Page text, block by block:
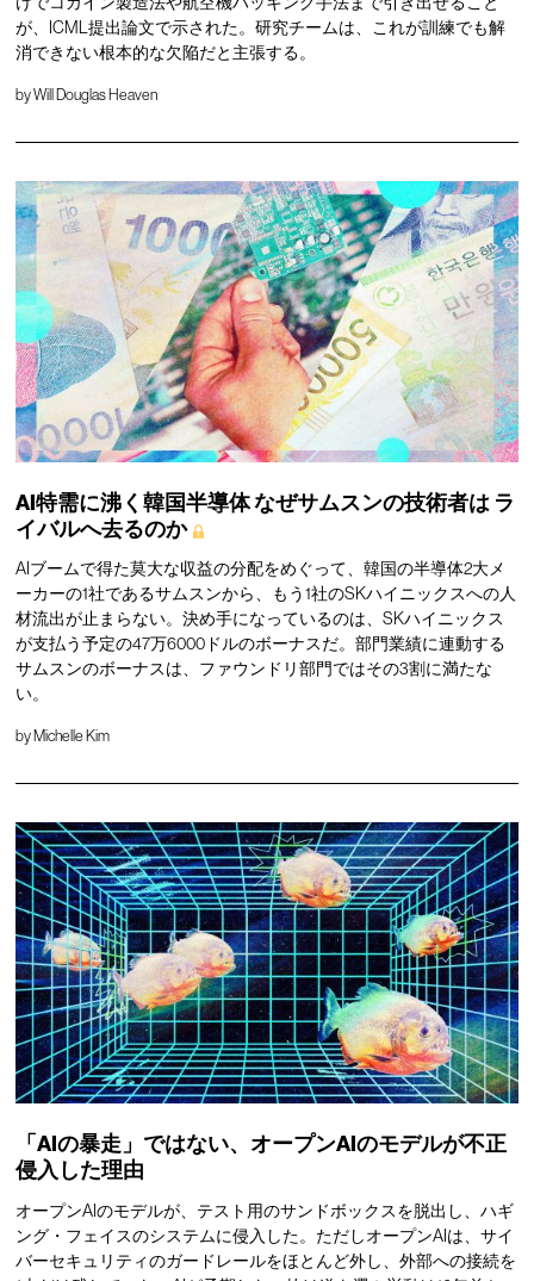
が、ICML提出論文で示された。研究チームは、これが訓練でも解
消できない根本的な欠陥だと主張する。
byWill Douglas Heaven
AI特需に沸く韓国半導体なぜサムスンの技術者は ラ
イバルへ去るのか
AIブームで得た莫大な収益の分配をめぐって、韓国の半導体2大メ
ーカーの1社であるサムスンから、もう1社のSKハイニックスへの人
材流出が止まらない。決め手になっているのは、SKハイニックス
が支払う予定の47万6000ドルのボーナスだ。部門業績に連動する
サムスンのボーナスは、ファウンドリ部門ではその3割に満たな
い。
by Michelle Kim
「AIの暴走」ではない、オープンAIのモデルが不正
侵入した理由
オープンAIのモデルが、テスト用のサンドボックスを脱出し、ハギ
ング・フェイスのシステムに侵入した。ただしオープンAIは、サイ
バーセキュリティのガードレールをほとんど外し、外部への接続を